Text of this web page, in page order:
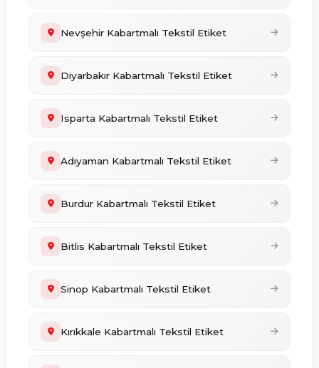
Nevşehir Kabartmalı Tekstil Etiket
Diyarbakır Kabartmalı Tekstil Etiket
Isparta Kabartmalı Tekstil Etiket
Adıyaman Kabartmalı Tekstil Etiket
Burdur Kabartmalı Tekstil Etiket
Bitlis Kabartmalı Tekstil Etiket
Sinop Kabartmalı Tekstil Etiket
Kırıkkale Kabartmalı Tekstil Etiket